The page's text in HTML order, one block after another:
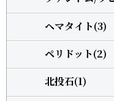
ヘマタイト(3)
ペリドット(2)
北投石(1)